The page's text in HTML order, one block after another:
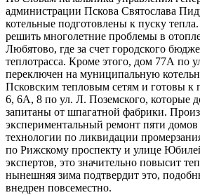
администрации Пскова Святослава
котельные подготовлены к пуску
решить многолетние проблемы в
Любятово, где за счет городского
теплотрасса. Кроме этого, дом 77А по
переключен на муниципальную
Псковским тепловым сетям и готовы к
6, 6А, 8 по ул. Л. Поземского, которые
запитаны от шпагатной фабрики.
экспериментальный ремонт пяти домов
технологии по ликвидации
по Рижскому проспекту и улице
экспертов, это значительно повысит
нынешняя зима подтвердит это,
внедрен повсеместно.